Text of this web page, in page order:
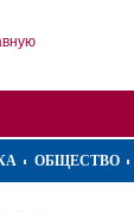
ОБЩЕСТВО